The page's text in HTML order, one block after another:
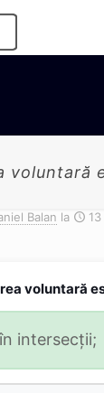
voluntară
Balan la
voluntară
intersecții;